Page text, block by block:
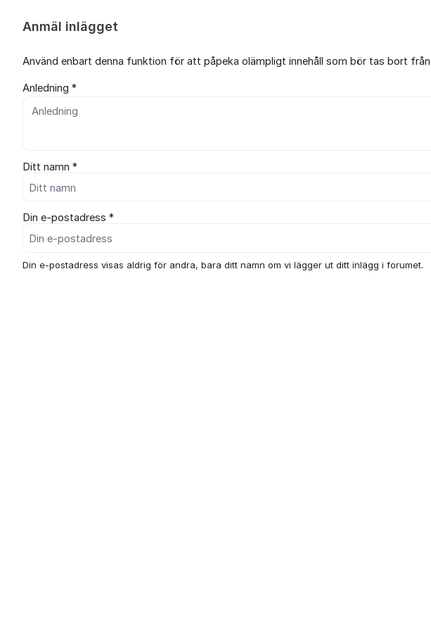
Anmäl inlägget
Använd enbart denna funktion för att påpeka olämpligt innehåll som bör tas bort
Anledning *
Ditt namn *
Din e-postadress *
Din e-postadress visas aldrig för andra, bara ditt namn om vi lägger ut ditt inlägg i forumet.